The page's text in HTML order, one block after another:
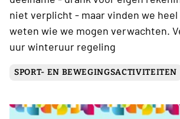
niet verplicht - maar vinden we
weten wie we mogen verwachten.
uur winteruur regeling
SPORT- EN BEWEGINGSACTIVITEITEN